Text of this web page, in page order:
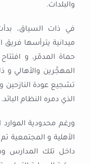
والبلدات.
في ذات السياق، بدأت
ميدانية يترأسها فريق
حماة المدمّر، و
المهجَّرين والأهالي و
تشجيع عودة النازحين
الذي دمره النظام البائد.
ورغم محدودية
الأهلية و
داخل تلك المدارس